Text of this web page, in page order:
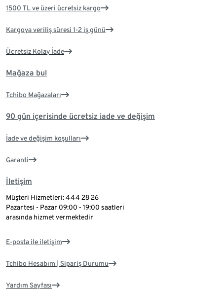
1500 TL ve üzeri ücretsiz kargo
Kargoya veriliş süresi 1-2 iş günü
Ücretsiz Kolay İade
Mağaza bul
Tchibo Mağazaları
90 gün içerisinde ücretsiz iade ve değişim
İade ve değişim koşulları
Garanti
İletişim
Müşteri Hizmetleri: 444 28 26
Pazartesi - Pazar 09:00 - 19:00 saatleri
arasında hizmet vermektedir
E-posta ile iletişim
Tchibo Hesabım | Sipariş Durumu
Yardım Sayfası